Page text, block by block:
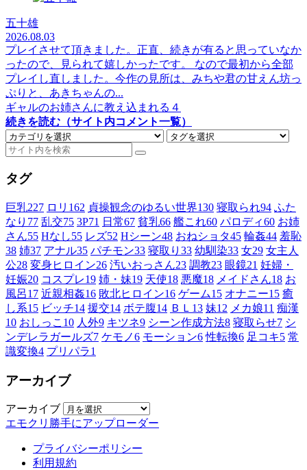
五十雄
2026.08.03
プレイさせて頂きました。正直、続きが有ると思っていなか
ったので、見られて嬉しかったです。 なので最初から全部
プレイし直しました。今作の見所は、みちや君の甘えん坊っ
ぷりと、あきちゃんの...
ギャルのお姉さんに教え込まれる４
続きを読む（サイト内コメント一覧）
タグ
巨乳227 ロリ 162 貞操観念のゆるい世界130 寝取られ94 ふた
なり 77 乱交75 3P71 日常67 貧乳66 艦これ60 パロディ60 お姉
さん55 Hなし55 レズ52 Hシーン48 おねショタ45 輪姦44 羞恥
38 姉37 アナル35 パチモン33 寝取り 33 幼馴染33 女29 女主人
公28 変身ヒロイン26 汚いおっさん23 調教23 眼鏡21 妊婦・
妊娠20 コスプレ19 姉・妹19 天使18 悪魔18 メイドさん18 お
風呂17 近親相姦16 敗北ヒロイン16 ゲーム15 オナニー15 癒
し系15 ビッチ14 援交14 ボテ腹14 ＢＬ 13 妹12 メカ娘11 痴漢
10 おしっこ 10 人外9 キツネ9 シーン作成方法8 寝取らせ7 シ
ンデレラガールズ7 ケモノ6 モーション6 性転換6 足コキ5 常
識変換4 プリパラ1
アーカイブ
アーカイブ
エモクリ勝手にアップローダー
プライバシーポリシー
利用規約